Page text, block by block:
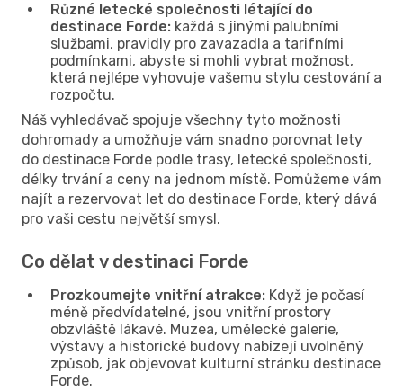
Různé letecké společnosti létající do
destinace Forde: každá s jinými palubními
službami, pravidly pro zavazadla a tarifními
podmínkami, abyste si mohli vybrat možnost,
která nejlépe vyhovuje vašemu stylu cestování a
rozpočtu.
Náš vyhledávač spojuje všechny tyto možnosti
dohromady a umožňuje vám snadno porovnat lety
do destinace Forde podle trasy, letecké společnosti,
délky trvání a ceny na jednom místě. Pomůžeme vám
najít a rezervovat let do destinace Forde, který dává
pro vaši cestu největší smysl.
Co dělat v destinaci Forde
Prozkoumejte vnitřní atrakce: Když je počasí
méně předvídatelné, jsou vnitřní prostory
obzvláště lákavé. Muzea, umělecké galerie,
výstavy a historické budovy nabízejí uvolněný
způsob, jak objevovat kulturní stránku destinace
Forde.